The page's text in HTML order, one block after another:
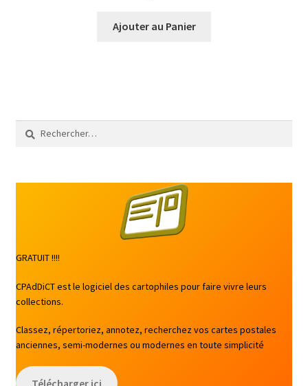
Ajouter au Panier
Rechercher :
GRATUIT !!!!
CPAdDiCT est le logiciel des cartophiles pour faire vivre leurs
collections.
Classez, répertoriez, annotez, recherchez vos cartes postales
anciennes, semi-modernes ou modernes en toute simplicité